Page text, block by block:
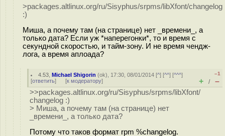
>packages.altlinux.org/ru/Sisyphus/srpms/libXfont/changelog
:)
Миша, а почему там (на странице) нет _времени_, а
только дата? Если уж *наперегонки*, то и время с
секундной скоростью, и тайм-зону. И не время чендж-
лога, а время аплоада?
4.53 ,Michael Shigorin (ok), 17:30, 08/01/2014 [^] [^^] [^^^]
[ответить] [к модератору]
–1
+ / –
>>packages.altlinux.org/ru/Sisyphus/srpms/libXfont/
changelog :)
> Миша, а почему там (на странице) нет
_времени_, а только дата?
Потому что таков формат rpm %changelog.